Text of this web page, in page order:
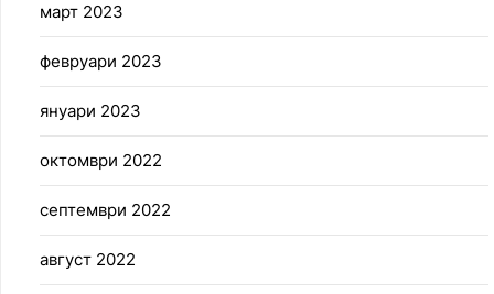
март 2023
февруари 2023
януари 2023
октомври 2022
септември 2022
август 2022